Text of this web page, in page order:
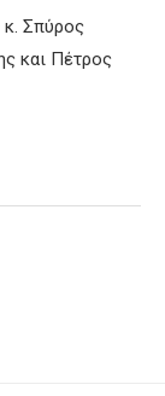
κ. Σπύρος
και Πέτρος